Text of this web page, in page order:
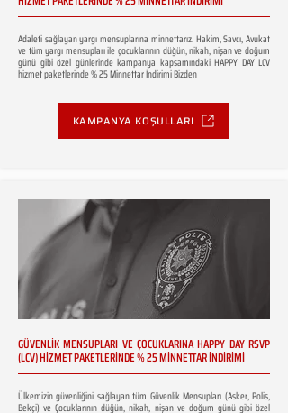
Adaleti sağlayan yargı mensuplarına minnettarız. Hakim, Savcı, Avukat
ve tüm yargı mensupları ile çocuklarının düğün, nikah, nişan ve doğum
günü gibi özel günlerinde kampanya kapsamındaki HAPPY DAY LCV
hizmet paketlerinde % 25 Minnettar İndirimi Bizden
KAMPANYA KOŞULLARI
GÜVENLİK MENSUPLARI VE ÇOCUKLARINA HAPPY DAY RSVP
(LCV) HİZMET PAKETLERİNDE % 25 MİNNETTAR İNDİRİMİ
Ülkemizin güvenliğini sağlayan tüm Güvenlik Mensupları (Asker, Polis,
Bekçi) ve Çocuklarının düğün, nikah, nişan ve doğum günü gibi özel